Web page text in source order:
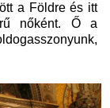
a Földre és itt
nőként. Ő a